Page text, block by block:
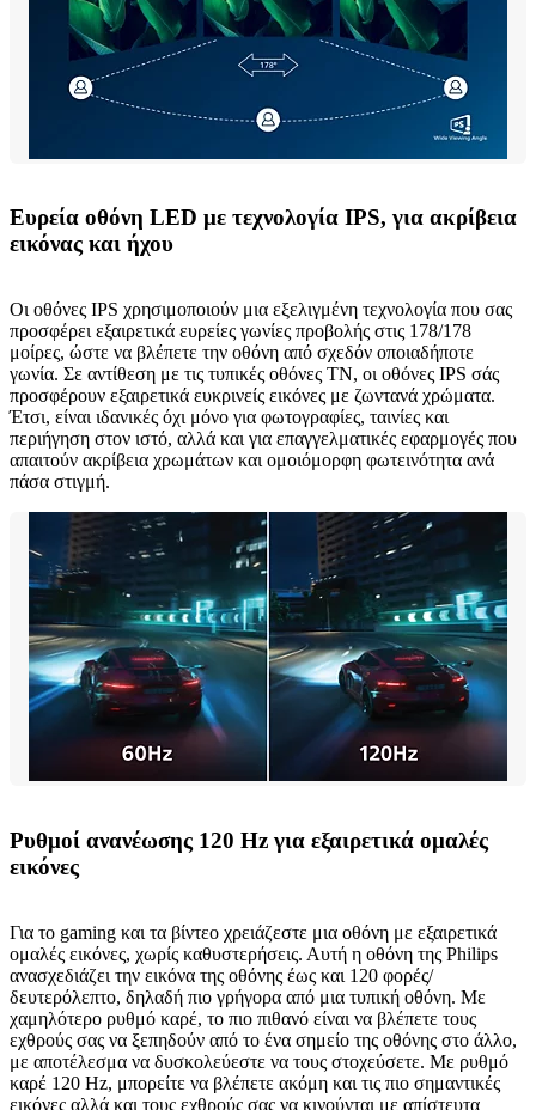
Ευρεία οθόνη LED με τεχνολογία IPS, για ακρίβεια
εικόνας και ήχου
Οι οθόνες IPS χρησιμοποιούν μια εξελιγμένη τεχνολογία που σας
προσφέρει εξαιρετικά ευρείες γωνίες προβολής στις 178/178
μοίρες, ώστε να βλέπετε την οθόνη από σχεδόν οποιαδήποτε
γωνία. Σε αντίθεση με τις τυπικές οθόνες TN, οι οθόνες IPS σάς
προσφέρουν εξαιρετικά ευκρινείς εικόνες με ζωντανά χρώματα.
Έτσι, είναι ιδανικές όχι μόνο για φωτογραφίες, ταινίες και
περιήγηση στον ιστό, αλλά και για επαγγελματικές εφαρμογές που
απαιτούν ακρίβεια χρωμάτων και ομοιόμορφη φωτεινότητα ανά
πάσα στιγμή.
Ρυθμοί ανανέωσης 120 Hz για εξαιρετικά ομαλές
εικόνες
Για το gaming και τα βίντεο χρειάζεστε μια οθόνη με εξαιρετικά
ομαλές εικόνες, χωρίς καθυστερήσεις. Αυτή η οθόνη της Philips
ανασχεδιάζει την εικόνα της οθόνης έως και 120 φορές/
δευτερόλεπτο, δηλαδή πιο γρήγορα από μια τυπική οθόνη. Με
χαμηλότερο ρυθμό καρέ, το πιο πιθανό είναι να βλέπετε τους
εχθρούς σας να ξεπηδούν από το ένα σημείο της οθόνης στο άλλο,
με αποτέλεσμα να δυσκολεύεστε να τους στοχεύσετε. Με ρυθμό
καρέ 120 Hz, μπορείτε να βλέπετε ακόμη και τις πιο σημαντικές
εικόνες αλλά και τους εχθρούς σας να κινούνται με απίστευτα